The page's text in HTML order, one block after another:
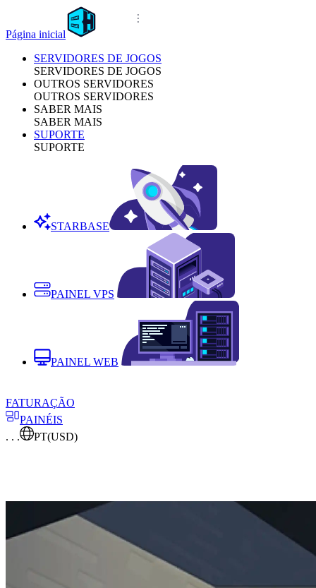
Página inicial
SERVIDORES DE JOGOS
SERVIDORES DE JOGOS
OUTROS SERVIDORES
OUTROS SERVIDORES
SABER MAIS
SABER MAIS
SUPORTE
SUPORTE
STARBASE
PAINEL VPS
PAINEL WEB
FATURAÇÃO
PAINÉIS
. . .
PT(USD)